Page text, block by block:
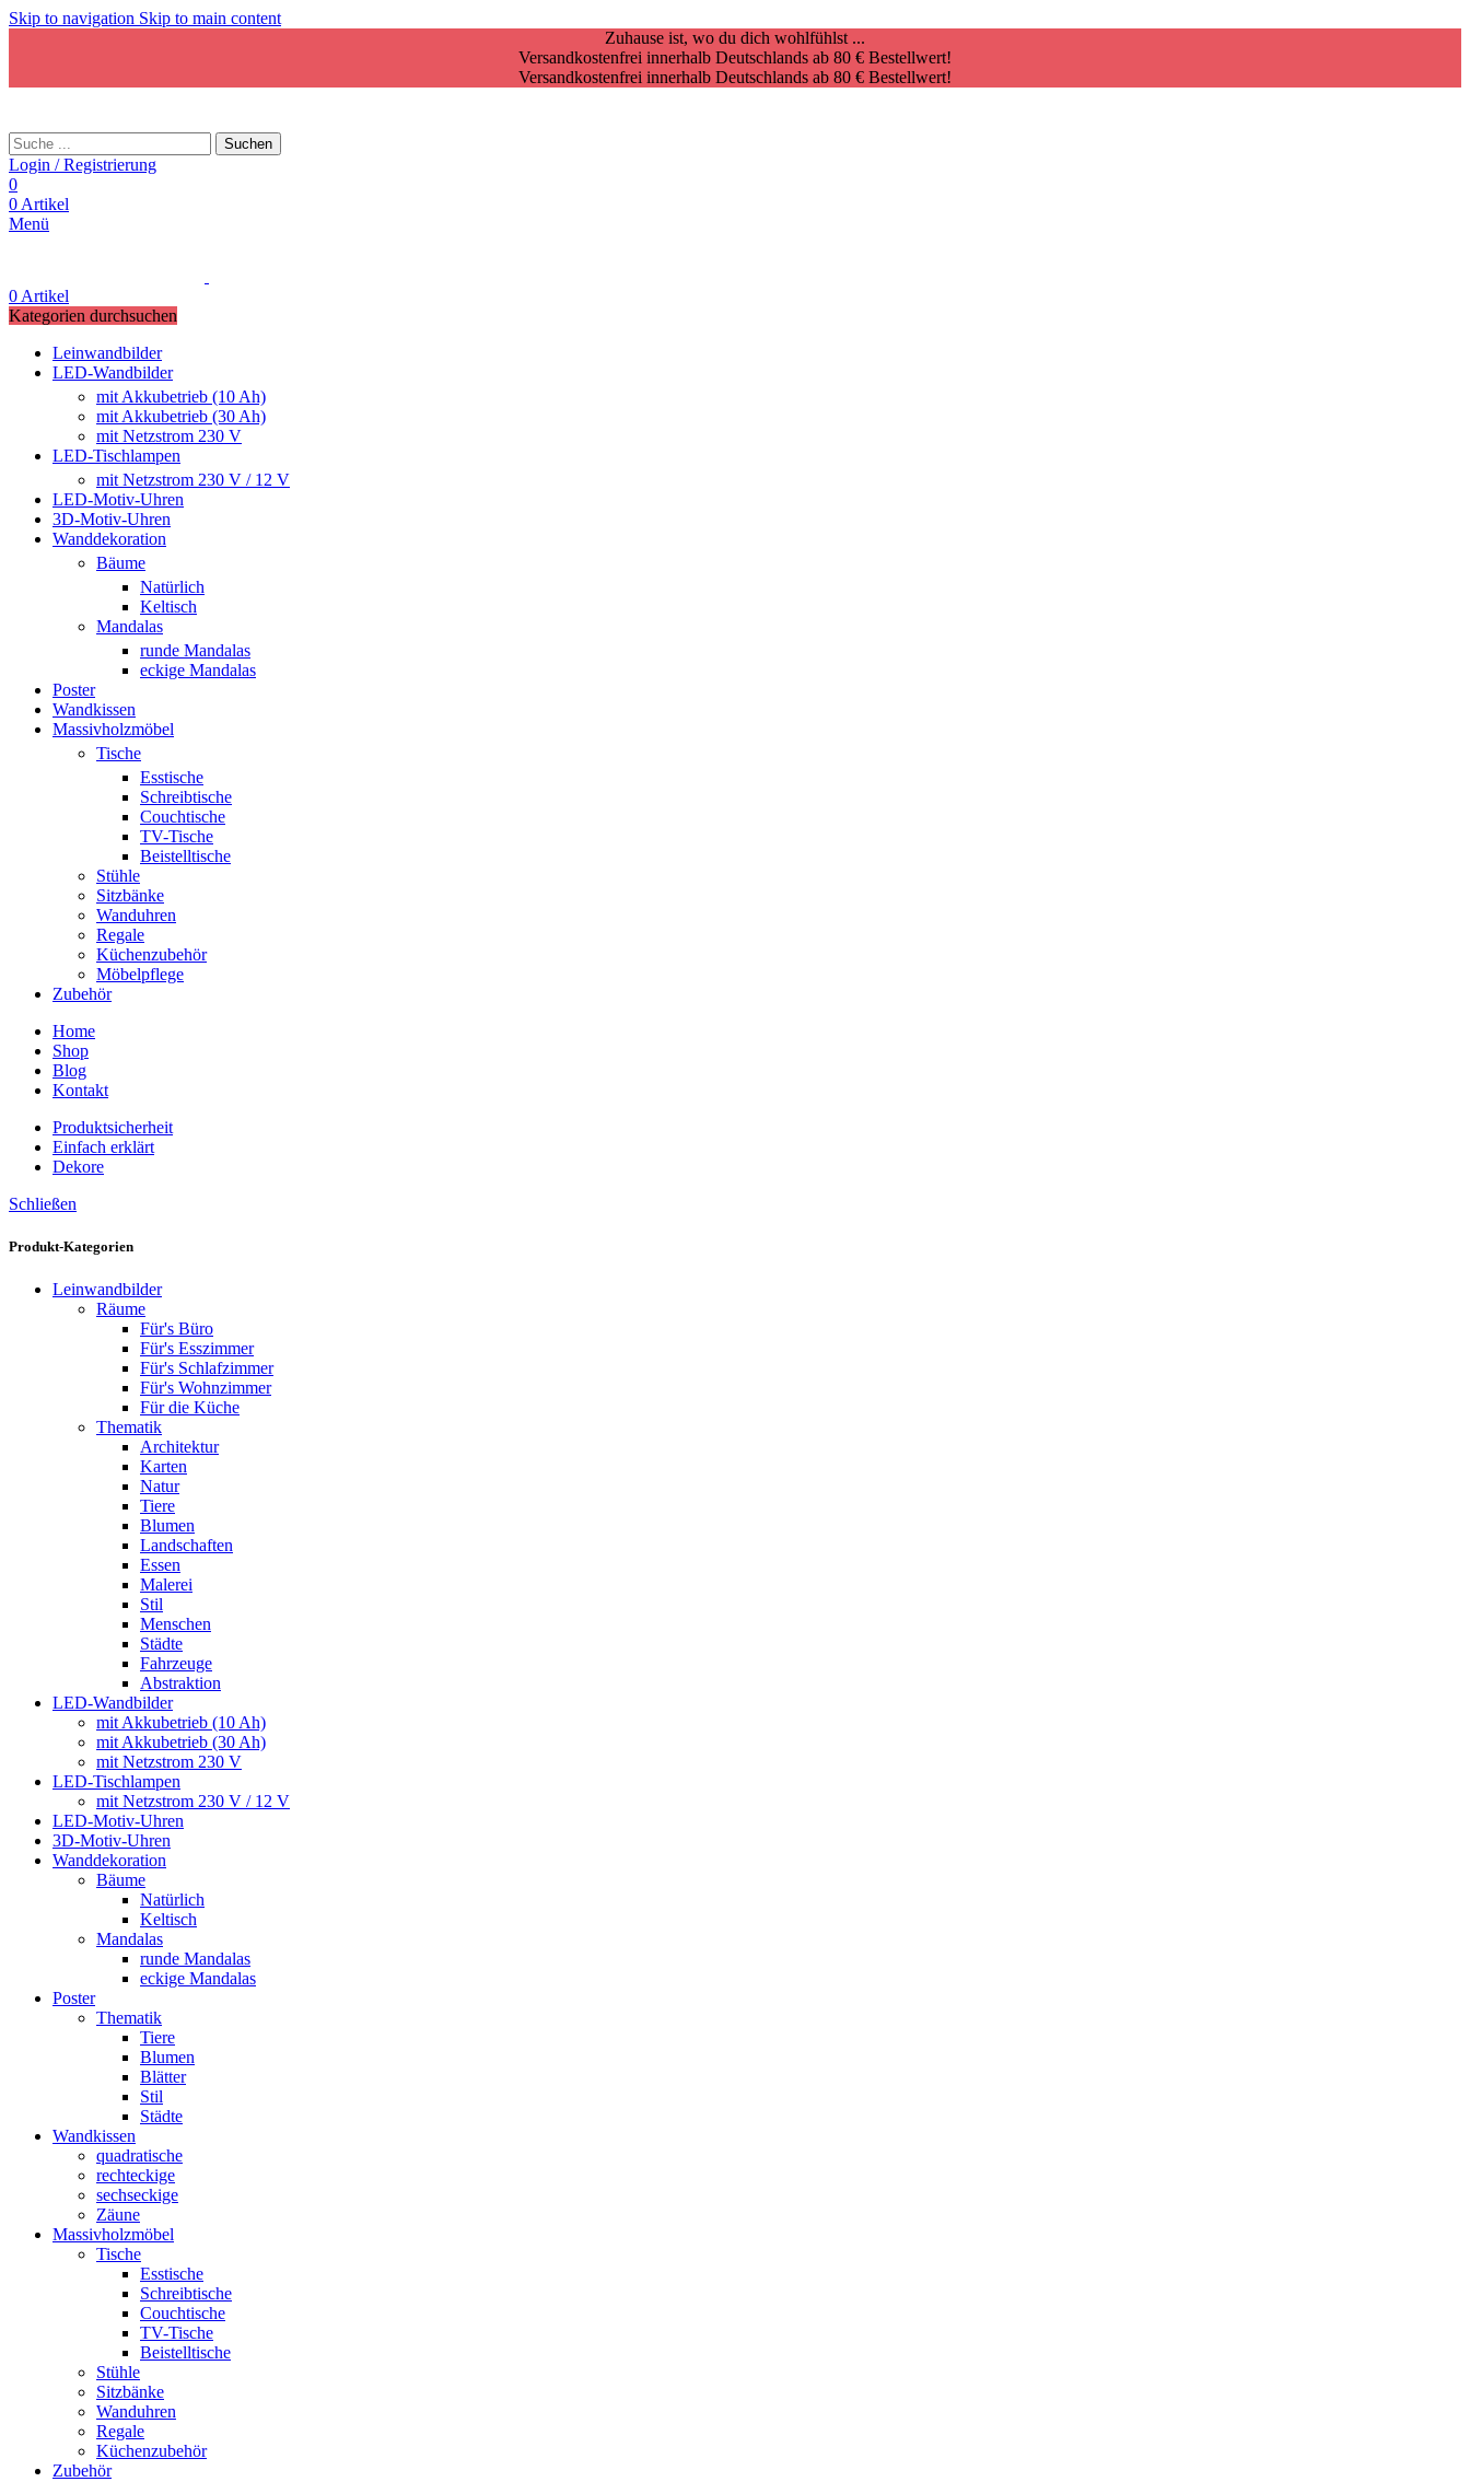
Skip to navigation Skip to main content
Zuhause ist, wo du dich wohlfühlst ...
Versandkostenfrei innerhalb Deutschlands ab 80 € Bestellwert!
Versandkostenfrei innerhalb Deutschlands ab 80 € Bestellwert!
Suchen
Login / Registrierung
0
0 Artikel
Menü
0 Artikel
Kategorien durchsuchen
Leinwandbilder
LED-Wandbilder
mit Akkubetrieb (10 Ah)
mit Akkubetrieb (30 Ah)
mit Netzstrom 230 V
LED-Tischlampen
mit Netzstrom 230 V / 12 V
LED-Motiv-Uhren
3D-Motiv-Uhren
Wanddekoration
Bäume
Natürlich
Keltisch
Mandalas
runde Mandalas
eckige Mandalas
Poster
Wandkissen
Massivholzmöbel
Tische
Esstische
Schreibtische
Couchtische
TV-Tische
Beistelltische
Stühle
Sitzbänke
Wanduhren
Regale
Küchenzubehör
Möbelpflege
Zubehör
Home
Shop
Blog
Kontakt
Produktsicherheit
Einfach erklärt
Dekore
Schließen
Produkt-Kategorien
Leinwandbilder
Räume
Für's Büro
Für's Esszimmer
Für's Schlafzimmer
Für's Wohnzimmer
Für die Küche
Thematik
Architektur
Karten
Natur
Tiere
Blumen
Landschaften
Essen
Malerei
Stil
Menschen
Städte
Fahrzeuge
Abstraktion
LED-Wandbilder
mit Akkubetrieb (10 Ah)
mit Akkubetrieb (30 Ah)
mit Netzstrom 230 V
LED-Tischlampen
mit Netzstrom 230 V / 12 V
LED-Motiv-Uhren
3D-Motiv-Uhren
Wanddekoration
Bäume
Natürlich
Keltisch
Mandalas
runde Mandalas
eckige Mandalas
Poster
Thematik
Tiere
Blumen
Blätter
Stil
Städte
Wandkissen
quadratische
rechteckige
sechseckige
Zäune
Massivholzmöbel
Tische
Esstische
Schreibtische
Couchtische
TV-Tische
Beistelltische
Stühle
Sitzbänke
Wanduhren
Regale
Küchenzubehör
Zubehör